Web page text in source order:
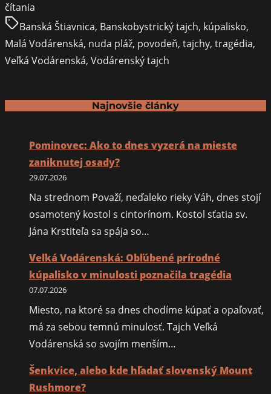
Vodárenská:
Obľúbené
tragédia
time
čítania
Banská Štiavnica, Banskobystrický tajch, kúpalisko,
Malá Vodárenská, nuda pláž, povodeň, tajchy, tragédia,
Veľká Vodárenská, Vodárenský tajch
Najnovšie články
Pominovec: Ako to dnes vyzerá na mieste
zaniknutej osady?
29.07.2026
Na strednom Považí, neďaleko rieky Váh, dnes stojí
osamotený kostol s cintorínom. Kostol sťatia sv.
Jána Krstiteľa sa spája so…
Veľká Vodárenská: Obľúbené prírodné
kúpalisko v minulosti poznačila tragédia
07.07.2026
Miesto, na ktoré sa dnes chodíme kúpať a opaľovať,
má za sebou temnú minulosť. Tajch Veľká
Vodárenská so svojím menším…
Šenkvice, alebo kde hľadať slovenský Mount
Rushmore?